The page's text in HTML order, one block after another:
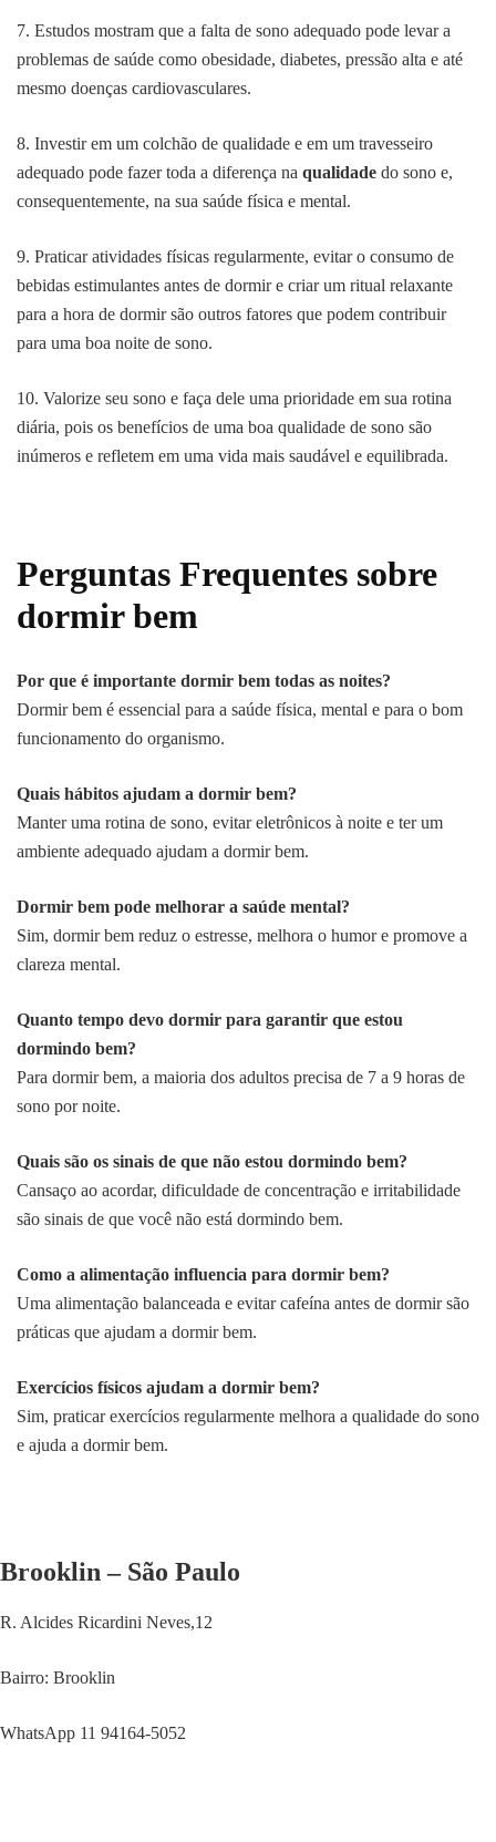
7. Estudos mostram que a falta de sono adequado pode levar a
problemas de saúde como obesidade, diabetes, pressão alta e até
mesmo doenças cardiovasculares.
8. Investir em um colchão de qualidade e em um travesseiro
adequado pode fazer toda a diferença na qualidade do sono e,
consequentemente, na sua saúde física e mental.
9. Praticar atividades físicas regularmente, evitar o consumo de
bebidas estimulantes antes de dormir e criar um ritual relaxante
para a hora de dormir são outros fatores que podem contribuir
para uma boa noite de sono.
10. Valorize seu sono e faça dele uma prioridade em sua rotina
diária, pois os benefícios de uma boa qualidade de sono são
inúmeros e refletem em uma vida mais saudável e equilibrada.
Perguntas Frequentes sobre
dormir bem
Por que é importante dormir bem todas as noites?
Dormir bem é essencial para a saúde física, mental e para o bom
funcionamento do organismo.
Quais hábitos ajudam a dormir bem?
Manter uma rotina de sono, evitar eletrônicos à noite e ter um
ambiente adequado ajudam a dormir bem.
Dormir bem pode melhorar a saúde mental?
Sim, dormir bem reduz o estresse, melhora o humor e promove a
clareza mental.
Quanto tempo devo dormir para garantir que estou
dormindo bem?
Para dormir bem, a maioria dos adultos precisa de 7 a 9 horas de
sono por noite.
Quais são os sinais de que não estou dormindo bem?
Cansaço ao acordar, dificuldade de concentração e irritabilidade
são sinais de que você não está dormindo bem.
Como a alimentação influencia para dormir bem?
Uma alimentação balanceada e evitar cafeína antes de dormir são
práticas que ajudam a dormir bem.
Exercícios físicos ajudam a dormir bem?
Sim, praticar exercícios regularmente melhora a qualidade do sono
e ajuda a dormir bem.
Brooklin – São Paulo
R. Alcides Ricardini Neves,12
Bairro: Brooklin
WhatsApp 11 94164-5052